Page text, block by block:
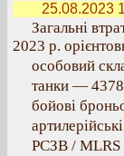
25.08.2023
Загальні
2023 р.
особовий
танки —
бойові
РСЗВ /